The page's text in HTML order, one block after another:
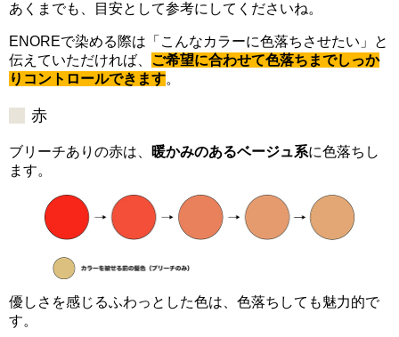
あくまでも、目安として参考にしてくださいね。
ENOREで染める際は「こんなカラーに色落ちさせたい」と
伝えていただければ、 ご希望に合わせて色落ちまでしっか
りコントロールできます。
赤
ブリーチありの赤は、 暖かみのあるベージュ系に色落ちし
ます。
優しさを感じるふわっとした色は、色落ちしても魅力的で
す。